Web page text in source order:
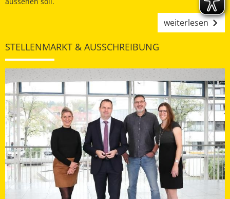
weiterlesen
STELLENMARKT & AUSSCHREIBUNG